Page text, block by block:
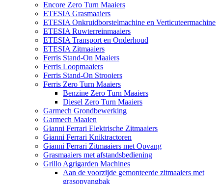
Encore Zero Turn Maaiers
ETESIA Grasmaaiers
ETESIA Onkruidborstelmachine en Verticuteermachine
ETESIA Ruwterreinmaaiers
ETESIA Transport en Onderhoud
ETESIA Zitmaaiers
Ferris Stand-On Maaiers
Ferris Loopmaaiers
Ferris Stand-On Strooiers
Ferris Zero Turn Maaiers
Benzine Zero Turn Maaiers
Diesel Zero Turn Maaiers
Garmech Grondbewerking
Garmech Maaien
Gianni Ferrari Elektrische Zitmaaiers
Gianni Ferrari Kniktractoren
Gianni Ferrari Zitmaaiers met Opvang
Grasmaaiers met afstandsbediening
Grillo Agrigarden Machines
Aan de voorzijde gemonteerde zitmaaiers met
grasopvangbak